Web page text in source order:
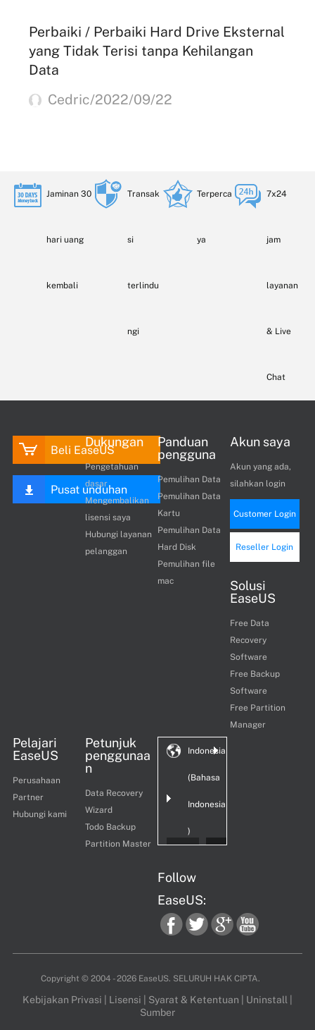
Perbaiki / Perbaiki Hard Drive Eksternal
yang Tidak Terisi tanpa Kehilangan
Data
Cedric/2022/09/22
Jaminan 30
hari uang
kembali
Transak
si
terlindu
ngi
Terperca
ya
7x24
jam
layanan
& Live
Chat
Beli EaseUS
Pusat unduhan
Dukungan
Pengetahuan
dasar
Mengembalikan
lisensi saya
Hubungi layanan
pelanggan
Panduan
pengguna
Pemulihan Data
Pemulihan Data
Kartu
Pemulihan Data
Hard Disk
Pemulihan file
mac
Akun saya
Akun yang ada,
silahkan login
Customer Login
Reseller Login
Solusi
EaseUS
Free Data
Recovery
Software
Free Backup
Software
Free Partition
Manager
Pelajari
EaseUS
Perusahaan
Partner
Hubungi kami
Petunjuk
penggunaa
n
Data Recovery
Wizard
Todo Backup
Partition Master
Indonesia
(Bahasa
Indonesia
)
Follow
EaseUS:
fac twi goo you
Copyright © 2004 - 2026 EaseUS. SELURUH HAK CIPTA.
Kebijakan Privasi Lisensi Syarat & Ketentuan Uninstall
Sumber